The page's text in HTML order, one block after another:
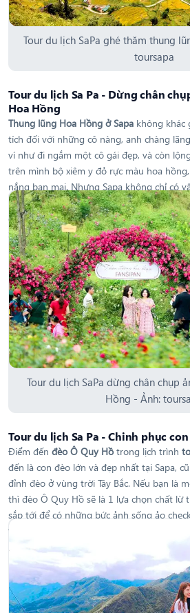
Tour du lịch SaPa ghé thăm thung
toursapa
Tour du lịch Sa Pa - Dừng chân
Hoa Hồng
Thung lũng Hoa Hồng ở Sapa không khác
tích đối với những cô nàng, anh chàng
ví như đi ngắm một cô gái đẹp, và còn
trên mình bộ xiêm y đỏ rực màu hoa
nắng ban mai. Nhưng Sapa không chỉ có
lũng hoa hồng Sapa, bạn sẽ còn bắt gặp
chữ "đẹp". Cùng khám phá những điều
Sapa
Tour du lịch SaPa dừng chân chụp
Hồng - Ảnh:
Tour du lịch Sa Pa - Chinh phục
Điểm đến đèo Ô Quy Hồ trong lịch trình
đến là con đèo lớn và đẹp nhất tại Sapa,
đỉnh đèo ở vùng trời Tây Bắc. Nếu bạn là
thì đèo Ô Quy Hồ sẽ là 1 lựa chọn chất lừ
sắp tới để có những bức ảnh sống ảo
thần tiên đấy!